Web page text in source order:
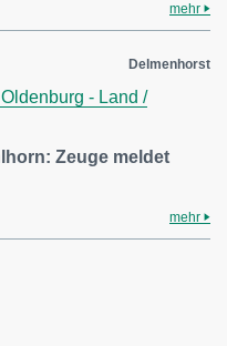
mehr
Delmenhorst
- Land /
Zeuge meldet
mehr